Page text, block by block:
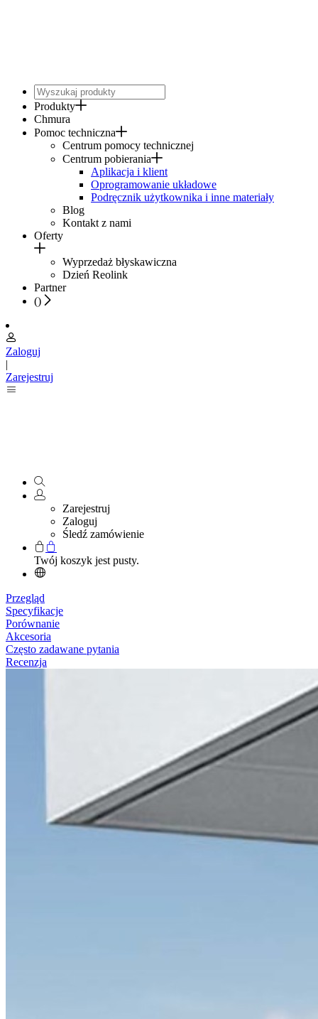
Produkty
Chmura
Pomoc techniczna
Centrum pomocy technicznej
Centrum pobierania
Aplikacja i klient
Oprogramowanie układowe
Podręcznik użytkownika i inne materiały
Blog
Kontakt z nami
Oferty
Wyprzedaż błyskawiczna
Dzień Reolink
Partner
()
Zaloguj
|
Zarejestruj
Zarejestruj
Zaloguj
Śledź zamówienie
Twój koszyk jest pusty.
Przegląd
Specyfikacje
Porównanie
Akcesoria
Często zadawane pytania
Recenzja